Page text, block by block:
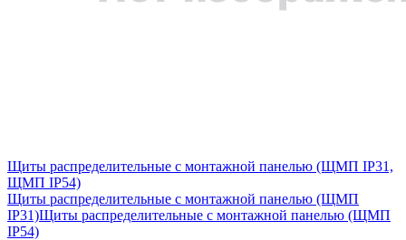
Щиты распределительные с монтажной панелью (ЩМП IP31,
ЩМП IP54)
Щиты распределительные с монтажной панелью (ЩМП
IP31)Щиты распределительные с монтажной панелью (ЩМП
IP54)